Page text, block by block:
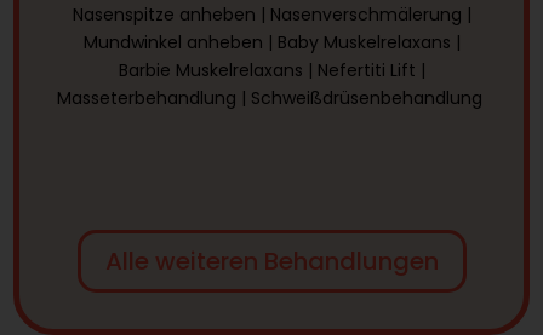
Nasenspitze anheben | Nasenverschmälerung |
Mundwinkel anheben | Baby Muskelrelaxans |
Barbie Muskelrelaxans | Nefertiti Lift |
Masseterbehandlung | Schweißdrüsenbehandlung
Alle weiteren Behandlungen